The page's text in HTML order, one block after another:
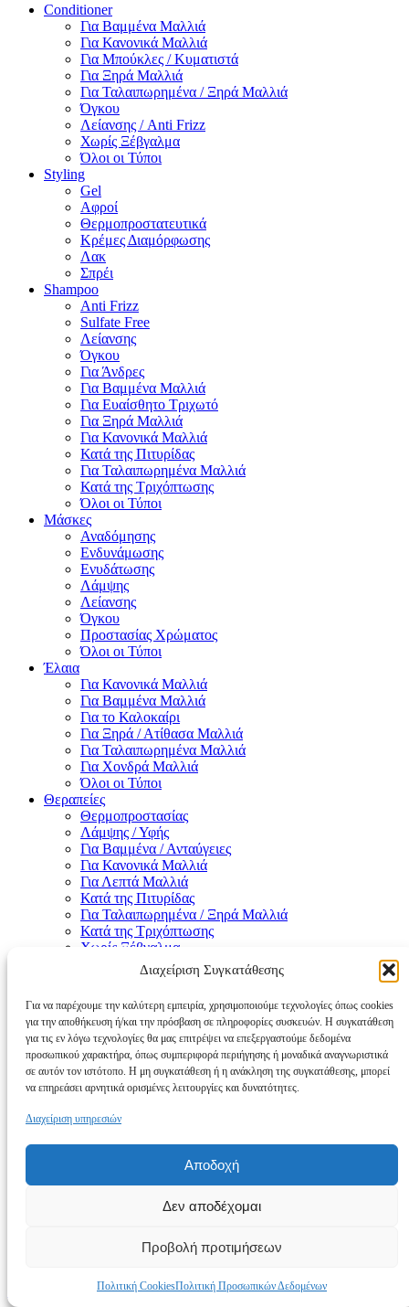
Διαχείριση Συγκατάθεσης
Για να παρέχουμε την καλύτερη εμπειρία, χρησιμοποιούμε τεχνολογίες όπως cookies
για την αποθήκευση ή/και την πρόσβαση σε πληροφορίες συσκευών. Η συγκατάθεση
για τις εν λόγω τεχνολογίες θα μας επιτρέψει να επεξεργαστούμε δεδομένα
προσωπικού χαρακτήρα, όπως συμπεριφορά περιήγησης ή μοναδικά αναγνωριστικά
σε αυτόν τον ιστότοπο. Η μη συγκατάθεση ή η ανάκληση της συγκατάθεσης, μπορεί
να επηρεάσει αρνητικά ορισμένες λειτουργίες και δυνατότητες.
Διαχείριση υπηρεσιών
Αποδοχή
Δεν αποδέχομαι
Προβολή προτιμήσεων
Πολιτική CookiesΠολιτική Προσωπικών Δεδομένων
Conditioner
Για Βαμμένα Μαλλιά
Για Κανονικά Μαλλιά
Για Μπούκλες / Κυματιστά
Για Ξηρά Μαλλιά
Για Ταλαιπωρημένα / Ξηρά Μαλλιά
Όγκου
Λείανσης / Anti Frizz
Χωρίς Ξέβγαλμα
Όλοι οι Τύποι
Styling
Gel
Αφροί
Θερμοπροστατευτικά
Κρέμες Διαμόρφωσης
Λακ
Σπρέι
Shampoo
Anti Frizz
Sulfate Free
Λείανσης
Όγκου
Για Άνδρες
Για Βαμμένα Μαλλιά
Για Ευαίσθητο Τριχωτό
Για Ξηρά Μαλλιά
Για Κανονικά Μαλλιά
Κατά της Πιτυρίδας
Για Ταλαιπωρημένα Μαλλιά
Κατά της Τριχόπτωσης
Όλοι οι Τύποι
Μάσκες
Αναδόμησης
Ενδυνάμωσης
Ενυδάτωσης
Λάμψης
Λείανσης
Όγκου
Προστασίας Χρώματος
Όλοι οι Τύποι
Έλαια
Για Κανονικά Μαλλιά
Για Βαμμένα Μαλλιά
Για το Καλοκαίρι
Για Ξηρά / Ατίθασα Μαλλιά
Για Ταλαιπωρημένα Μαλλιά
Για Χονδρά Μαλλιά
Όλοι οι Τύποι
Θεραπείες
Θερμοπροστασίας
Λάμψης / Υφής
Για Βαμμένα / Ανταύγειες
Για Κανονικά Μαλλιά
Για Λεπτά Μαλλιά
Κατά της Πιτυρίδας
Για Ταλαιπωρημένα / Ξηρά Μαλλιά
Κατά της Τριχόπτωσης
Χωρίς Ξέβγαλμα
Αφρόλουτρα
Εργαλεία
Σώμα
Νύχια
Μακιγιάζ
Αντηλιακά Σώματος
Αφρόλουτρα
Έλαια Σώματος
Κρέμες προσώπου